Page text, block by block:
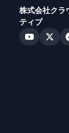
株式会社クラ
ティブ